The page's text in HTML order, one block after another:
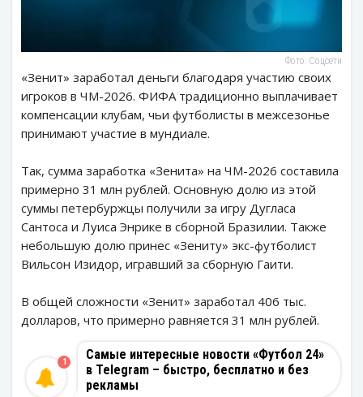
Фото: Соцсети
«Зенит» заработал деньги благодаря участию своих
игроков в ЧМ-2026. ФИФА традиционно выплачивает
компенсации клубам, чьи футболисты в межсезонье
принимают участие в мундиале.
Так, сумма заработка «Зенита» на ЧМ-2026 составила
примерно 31 млн рублей. Основную долю из этой
суммы петербуржцы получили за игру Дугласа
Сантоса и Луиса Энрике в сборной Бразилии. Также
небольшую долю принес «Зениту» экс-футболист
Вильсон Изидор, игравший за сборную Гаити.
В общей сложности «Зенит» заработал 406 тыс.
долларов, что примерно равняется 31 млн рублей.
Самые интересные новости «Футбол 24»
в Telegram – быстро, бесплатно и без
рекламы
1